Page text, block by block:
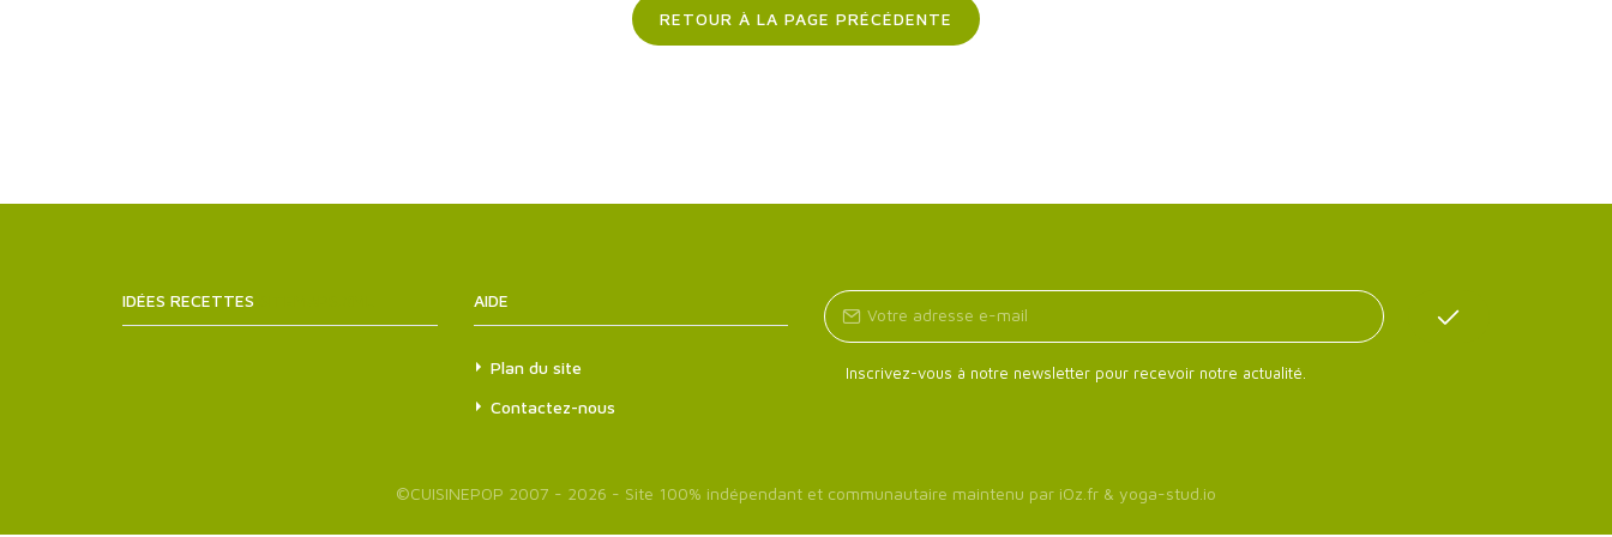
RETOUR À LA PAGE PRÉCÉDENTE
IDÉES RECETTES AIDE
Plan du site
Contactez-nous
Inscrivez-vous à notre newsletter pour recevoir notre actualité.
©CUISINEPOP 2007 - 2026 - Site 100% indépendant et communautaire maintenu par iOz.fr & yoga-stud.io